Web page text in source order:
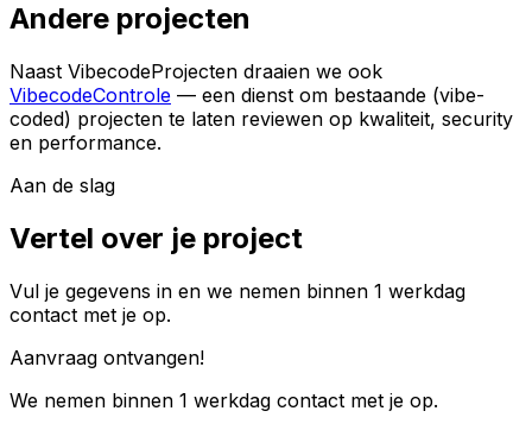
Andere projecten
Naast VibecodeProjecten draaien we ook
VibecodeControle — een dienst om bestaande (vibe-
coded) projecten te laten reviewen op kwaliteit, security
en performance.
Aan de slag
Vertel over je project
Vul je gegevens in en we nemen binnen 1 werkdag
contact met je op.
Aanvraag ontvangen!
We nemen binnen 1 werkdag contact met je op.